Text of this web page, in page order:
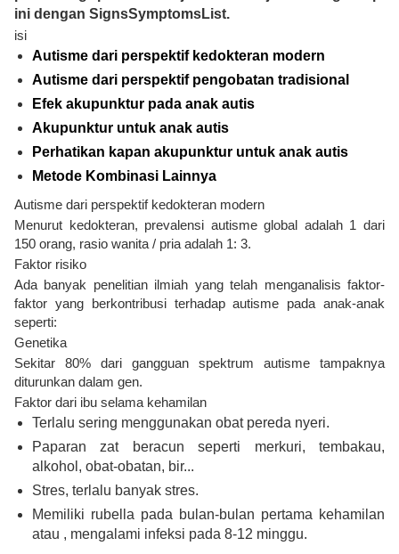
ini dengan SignsSymptomsList.
isi
Autisme dari perspektif kedokteran modern
Autisme dari perspektif pengobatan tradisional
Efek akupunktur pada anak autis
Akupunktur untuk anak autis
Perhatikan kapan akupunktur untuk anak autis
Metode Kombinasi Lainnya
Autisme dari perspektif kedokteran modern
Menurut kedokteran, prevalensi autisme global adalah 1 dari
150 orang, rasio wanita / pria adalah 1: 3.
Faktor risiko
Ada banyak penelitian ilmiah yang telah menganalisis faktor-
faktor yang berkontribusi terhadap autisme pada anak-anak
seperti:
Genetika
Sekitar 80% dari gangguan spektrum autisme tampaknya
diturunkan dalam gen.
Faktor dari ibu selama kehamilan
Terlalu sering menggunakan obat pereda nyeri.
Paparan zat beracun seperti merkuri, tembakau,
alkohol, obat-obatan, bir...
Stres, terlalu banyak stres.
Memiliki rubella pada bulan-bulan pertama kehamilan
atau , mengalami infeksi pada 8-12 minggu.